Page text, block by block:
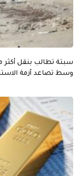
سبتة تطالب بنقل أكثر
وسط تصاعد أزمة